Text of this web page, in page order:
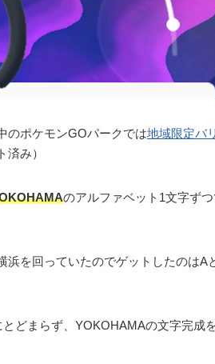
のポケモンGOパークでは地域限定バリ
み）
のアルファベット1文字ず
浜を回っていたのでゲットしたのはA
どまらず、YOKOHAMAの文字完成